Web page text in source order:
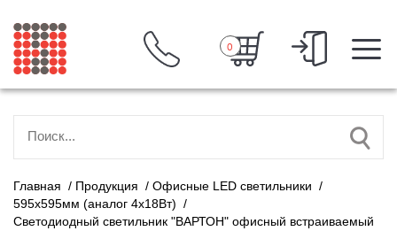
0
Главная / Продукция / Офисные LED светильники /
595х595мм (аналог 4х18Вт) /
Светодиодный светильник "ВАРТОН" офисный встраиваемый